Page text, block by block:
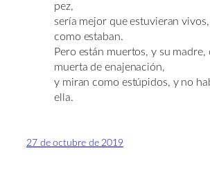
pez,
sería mejor que estuvieran vivos,
como estaban.
Pero están muertos, y su madre,
muerta de enajenación,
y miran como estúpidos, y no
ella.
27 de octubre de 2019